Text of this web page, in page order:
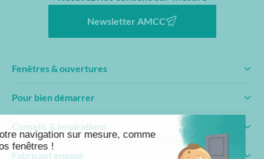
Newsletter AMCC
Fenêtres & ouvertures
Pour bien démarrer
Conseils & inspirations
Fabricant engagé